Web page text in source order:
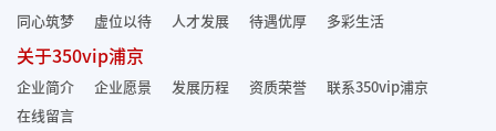
同心筑梦 虚位以待 人才发展 待遇优厚 多彩生活
关于350vip浦京
企业简介 企业愿景 发展历程 资质荣誉
联系350vip浦京
在线留言